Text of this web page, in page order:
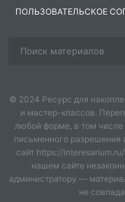
ПОЛЬЗОВАТЕЛЬСКОЕ
© 2024 Ресурс для
и мастер-классов.
любой форме, в том
письменного разрешения
сайт https://
нашем сайте
администратору —
не